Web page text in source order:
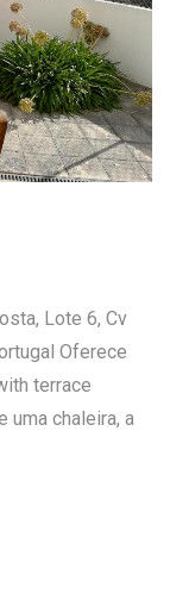
Lote 6, Cv
Oferece
terrace
uma chaleira, a